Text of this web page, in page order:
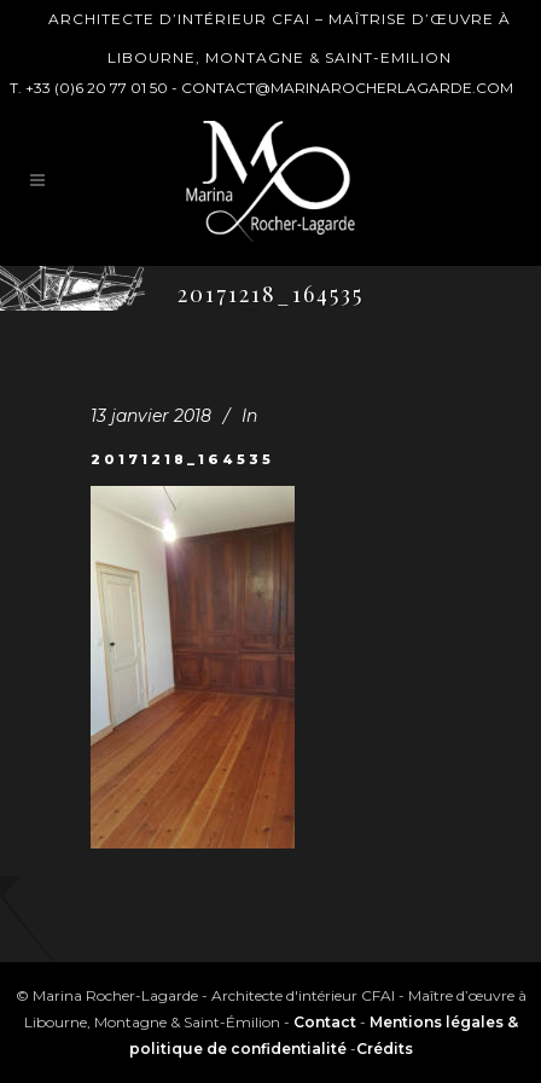
ARCHITECTE D’INTÉRIEUR CFAI – MAÎTRISE D’ŒUVRE À
LIBOURNE, MONTAGNE & SAINT-EMILION
T. +33 (0)6 20 77 01 50 - CONTACT@MARINAROCHERLAGARDE.COM
20171218_164535
13 janvier 2018 In
20171218_164535
© Marina Rocher-Lagarde - Architecte d'intérieur CFAI - Maître d’œuvre à
Libourne, Montagne & Saint-Émilion - Contact- Mentions légales &
politique de confidentialité-Crédits